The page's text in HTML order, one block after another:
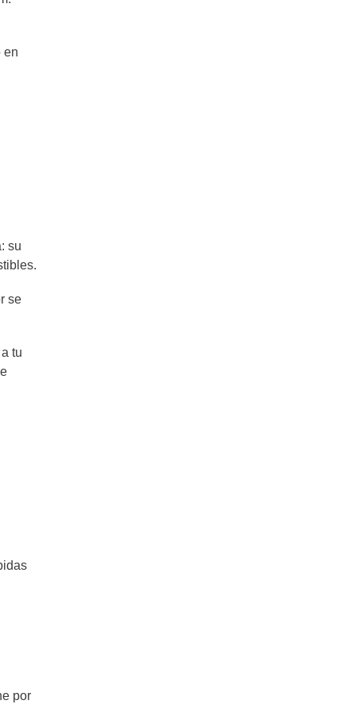
en
su
se
tu
por